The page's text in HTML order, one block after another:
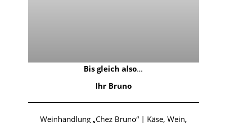
Bis gleich also…
Ihr Bruno
Weinhandlung „Chez Bruno“ | Käse, Wein,